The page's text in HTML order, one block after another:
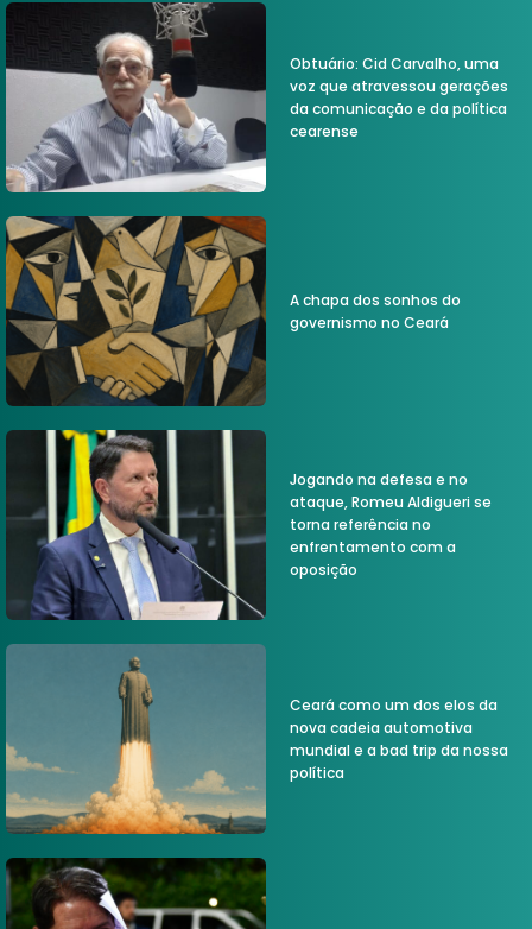
Obtuário: Cid Carvalho, uma
voz que atravessou gerações
da comunicação e da política
cearense
A chapa dos sonhos do
governismo no Ceará
Jogando na defesa e no
ataque, Romeu Aldigueri se
torna referência no
enfrentamento com a
oposição
Ceará como um dos elos da
nova cadeia automotiva
mundial e a bad trip da nossa
política